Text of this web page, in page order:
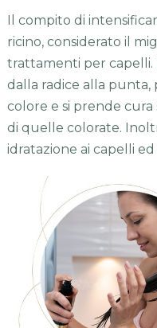
Il compito di
ricino, considerato il
trattamenti per capelli.
dalla radice alla punta,
colore e si prende
di quelle colorate.
idratazione ai capelli